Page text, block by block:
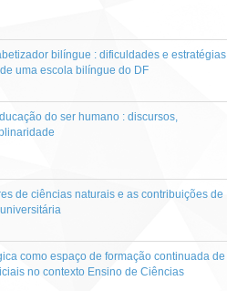
bilíngue : dificuldades e estratégias
uma escola bilíngue do DF
do ser humano : discursos,
de ciências naturais e as contribuições de
como espaço de formação continuada de
no contexto Ensino de Ciências